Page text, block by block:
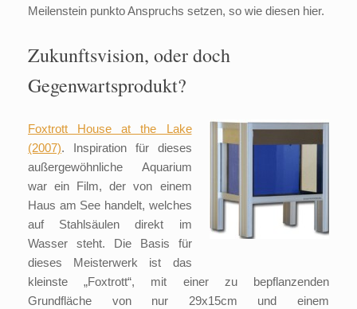
Meilenstein punkto Anspruchs setzen, so wie diesen hier.
Zukunftsvision, oder doch
Gegenwartsprodukt?
Foxtrott House at the Lake
(2007). Inspiration für dieses
außergewöhnliche Aquarium
war ein Film, der von einem
Haus am See handelt, welches
auf Stahlsäulen direkt im
Wasser steht. Die Basis für
dieses Meisterwerk ist das
kleinste „Foxtrott“, mit einer zu bepflanzenden
Grundfläche von nur 29x15cm und einem